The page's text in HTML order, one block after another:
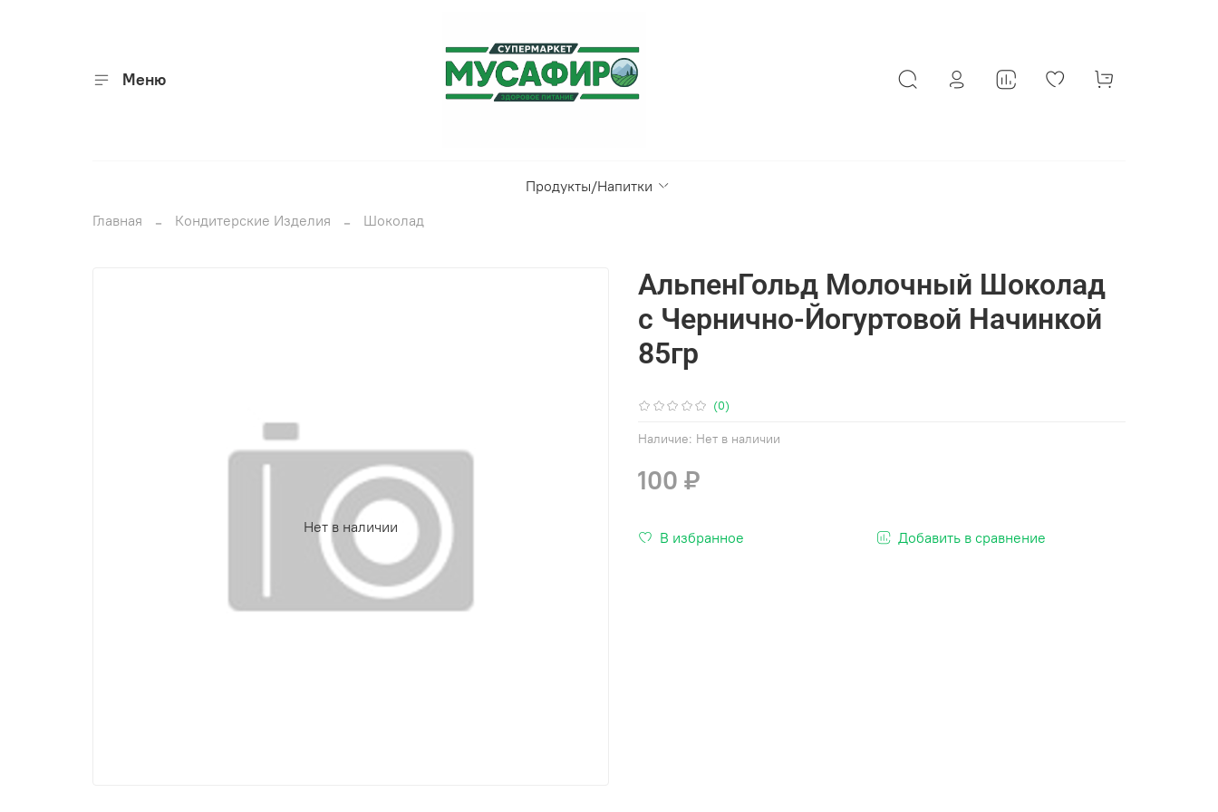
Меню
Продукты/Напитки
Главная
Кондитерские Изделия Шоколад
Нет в наличии
(0)
Наличие: Нет в наличии
АльпенГольд Молочный Шоколад
с Чернично-Йогуртовой Начинкой
85гр
100 ₽
В избранное Добавить в сравнение